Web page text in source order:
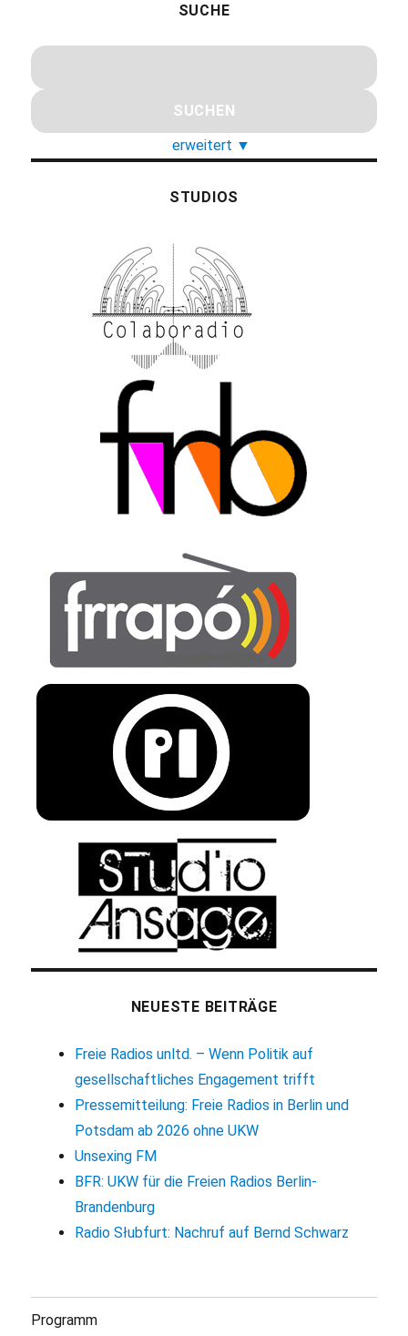
SUCHE
erweitert ▼
STUDIOS
NEUESTE BEITRÄGE
Freie Radios unltd. – Wenn Politik auf
gesellschaftliches Engagement trifft
Pressemitteilung: Freie Radios in Berlin und
Potsdam ab 2026 ohne UKW
Unsexing FM
BFR: UKW für die Freien Radios Berlin-
Brandenburg
Radio Słubfurt: Nachruf auf Bernd Schwarz
Programm